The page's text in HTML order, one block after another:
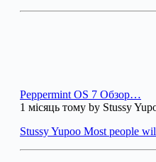
Peppermint OS 7 Обзор…
1 місяць тому by Stussy
Stussy Yupoo Most people